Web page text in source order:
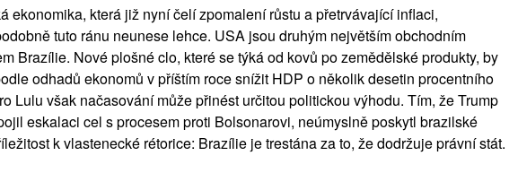
ekonomika, která již nyní čelí zpomalení růstu a přetrvávající inflaci,
tuto ránu neunese lehce. USA jsou druhým největším obchodním
Brazílie. Nové plošné clo, které se týká od kovů po zemědělské produkty, by
odhadů ekonomů v příštím roce snížit HDP o několik desetin procentního
Lulu však načasování může přinést určitou politickou výhodu. Tím, že Trump
eskalaci cel s procesem proti Bolsonarovi, neúmyslně poskytl brazilské
k vlastenecké rétorice: Brazílie je trestána za to, že dodržuje právní stát.